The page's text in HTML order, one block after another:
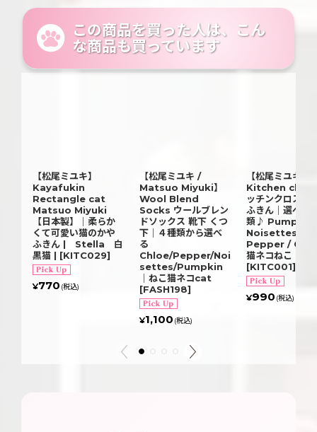
この商品を買った人は、こん
な商品も買っています
【松尾ミユキ】
Kayafukin
Rectangle cat
Matsuo Miyuki
【日本製】｜柔らか
くて可愛い猫のかや
ふきん | Stella 白
黒猫 | [KITC029]
¥770 (税込)
【松尾ミユキ /
Matsuo Miyuki】
Wool Blend
Socks ウールブレン
ドソックス 靴下 くつ
下｜４種類から選べ
る
Chloe/Pepper/Noi
settes/Pumpkin
｜ねこ猫ネコcat
[FASH198]
¥1,100 (税込)
【松尾ミユキ】
Kitchen cloth
ッチンクロス
ふきん｜選べる
類♪ Pumpkin
Noisettes /
Pepper /
猫ネコねこ
[KITC001]
¥990 (税込)